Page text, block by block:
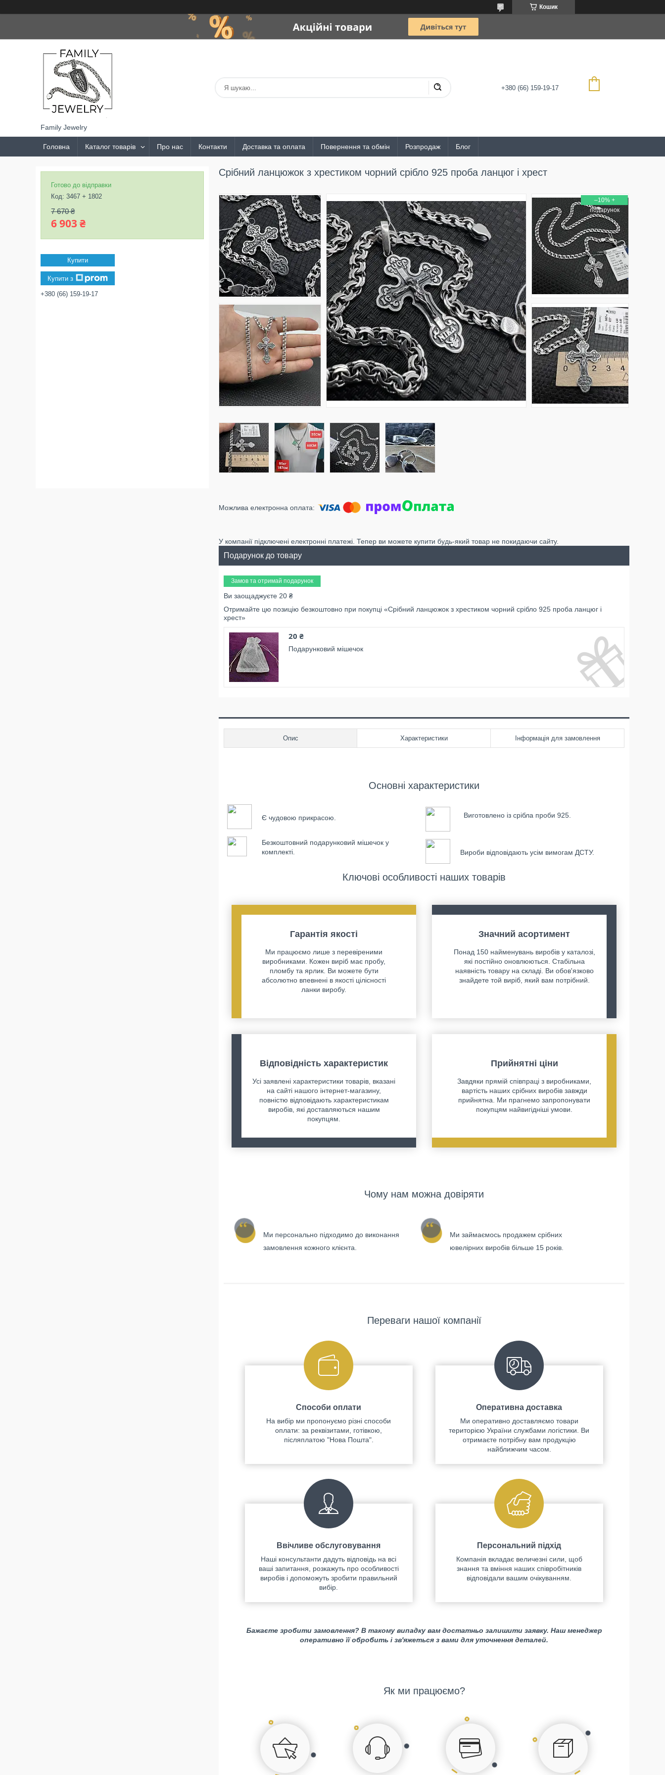
Кошик
Family Jewelry
+380 (66) 159-19-17
Головна Каталог товарів Про нас Контакти Доставка та оплата Повернення та обмін Розпродаж Блог
Срібний ланцюжок з хрестиком чорний срібло 925 проба ланцюг і хрест
–10%
У компанії підключені електронні платежі. Тепер ви можете купити будь-який товар не покидаючи сайту.
Подарунок до товару
Замов та отримай подарунок
Ви заощаджуєте 20 ₴
Отримайте цю позицію безкоштовно при покупці «Срібний ланцюжок з хрестиком чорний срібло 925 проба ланцюг і
хрест»
20 ₴
Подарунковий мішечок
Опис Характеристики Інформація для замовлення
Основні характеристики
Є чудовою прикрасою.
Безкоштовний подарунковий мішечок у
комплекті.
Виготовлено із срібла проби 925.
Вироби відповідають усім вимогам ДСТУ.
Ключові особливості наших товарів
Гарантія якості
Ми працюємо лише з перевіреними
виробниками. Кожен виріб має пробу,
пломбу та ярлик. Ви можете бути
абсолютно впевнені в якості цілісності
ланки виробу.
Значний асортимент
Понад 150 найменувань виробів у каталозі,
які постійно оновлюються. Стабільна
наявність товару на складі. Ви обов'язково
знайдете той виріб, який вам потрібний.
Відповідність характеристик
Усі заявлені характеристики товарів, вказані
на сайті нашого інтернет-магазину,
повністю відповідають характеристикам
виробів, які доставляються нашим
покупцям.
Прийнятні ціни
Завдяки прямій співпраці з виробниками,
вартість наших срібних виробів завжди
прийнятна. Ми прагнемо запропонувати
покупцям найвигідніші умови.
Чому нам можна довіряти
Ми персонально підходимо до виконання
замовлення кожного клієнта.
Ми займаємось продажем срібних
ювелірних виробів більше 15 років.
Переваги нашої компанії
Способи оплати
На вибір ми пропонуємо різні способи
оплати: за реквізитами, готівкою,
післяплатою "Нова Пошта".
Оперативна доставка
Ми оперативно доставляємо товари
територією України службами логістики. Ви
отримаєте потрібну вам продукцію
найближчим часом.
Ввічливе обслуговування
Наші консультанти дадуть відповідь на всі
ваші запитання, розкажуть про особливості
виробів і допоможуть зробити правильний
вибір.
Персональний підхід
Компанія вкладає величезні сили, щоб
знання та вміння наших співробітників
відповідали вашим очікуванням.
Бажаєте зробити замовлення? В такому випадку вам достатньо залишити заявку. Наш менеджер
оперативно її обробить і зв'яжеться з вами для уточнення деталей.
Як ми працюємо?
Готово до відправки
Код: 3467 + 1802
7 670 ₴
6 903 ₴
Купити
Купити з
+380 (66) 159-19-17